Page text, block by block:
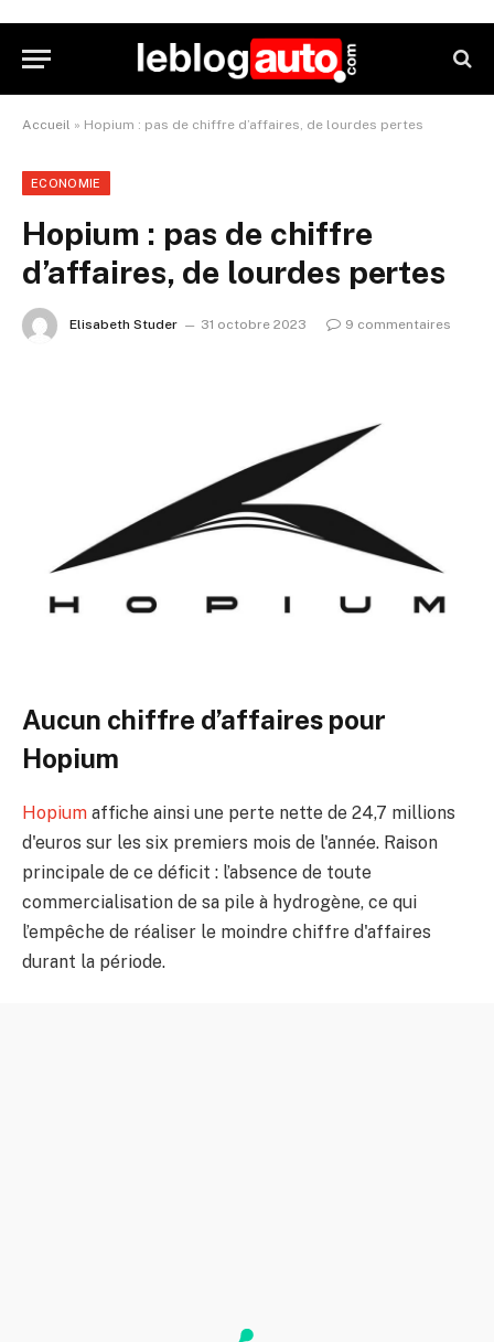
Accueil » Hopium : pas de chiffre d’affaires, de lourdes pertes
ECONOMIE
Hopium : pas de chiffre
d’affaires, de lourdes pertes
Elisabeth Studer 31 octobre 2023 9 commentaires
Aucun chiffre d’affaires pour
Hopium
Hopium affiche ainsi une perte nette de 24,7 millions
d'euros sur les six premiers mois de l'année. Raison
principale de ce déficit : l’absence de toute
commercialisation de sa pile à hydrogène, ce qui
l’empêche de réaliser le moindre chiffre d'affaires
durant la période.